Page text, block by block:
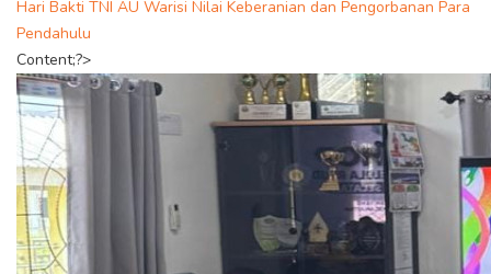
Hari Bakti TNI AU Warisi Nilai Keberanian dan Pengorbanan Para
Pendahulu
Content;?>